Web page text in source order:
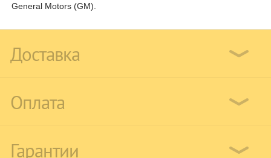
General Motors (GM).
Доставка
Оплата
Гарантии